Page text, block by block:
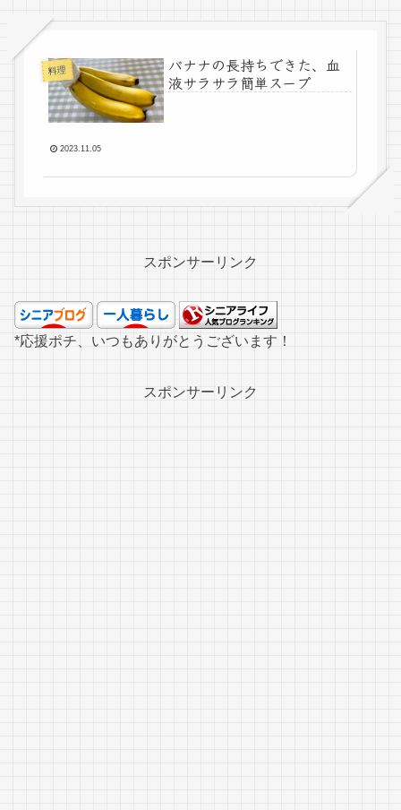
料理
バナナの長持ちできた、血
液サラサラ簡単スープ
2023.11.05
スポンサーリンク
*応援ポチ、いつもありがとうございます！
スポンサーリンク